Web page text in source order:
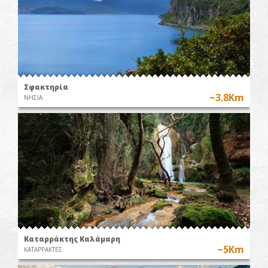
Σφακτηρία
ΝΗΣΙΑ ~3.8Km
Καταρράκτης Καλάμαρη
ΚΑΤΑΡΡΑΚΤΕΣ ~5Km